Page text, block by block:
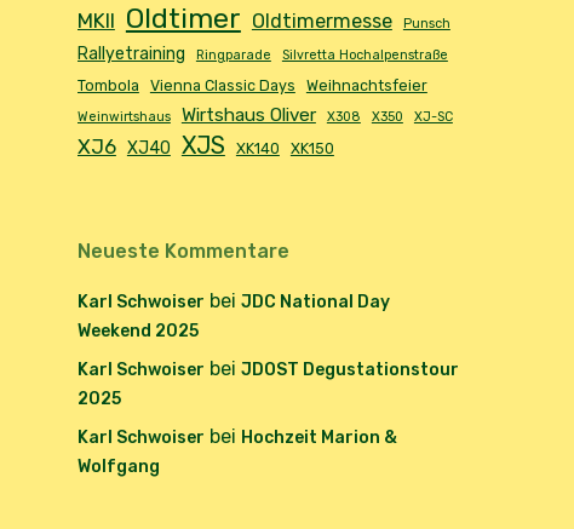
MKII Oldtimer Oldtimermesse Punsch
Rallyetraining Ringparade Silvretta Hochalpenstraße
Tombola Vienna Classic Days Weihnachtsfeier
Weinwirtshaus Wirtshaus Oliver X308 X350 XJ-SC
XJ6 XJ40 XJS XK140 XK150
Neueste Kommentare
Karl Schwoiser bei JDC National Day
Weekend 2025
Karl Schwoiser bei JDOST Degustationstour
2025
Karl Schwoiser bei Hochzeit Marion &
Wolfgang